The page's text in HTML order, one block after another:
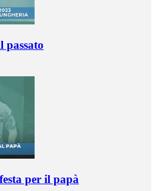
passato
per il papà